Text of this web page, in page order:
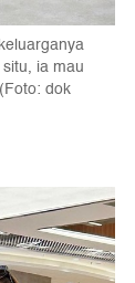
ia mau
dok